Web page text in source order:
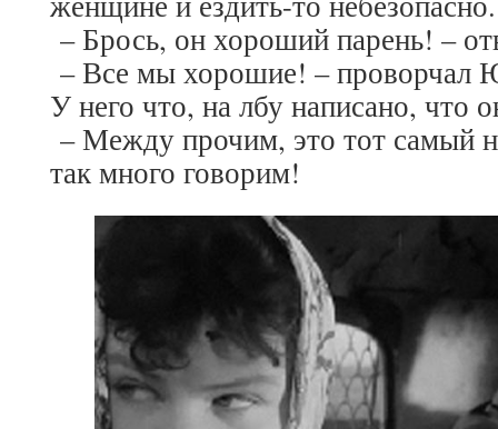
– Брось, он хороший парень! –
– Все мы хорошие! – проворчал
У него что, на лбу написано, что
– Между прочим, это тот самый
так много говорим!